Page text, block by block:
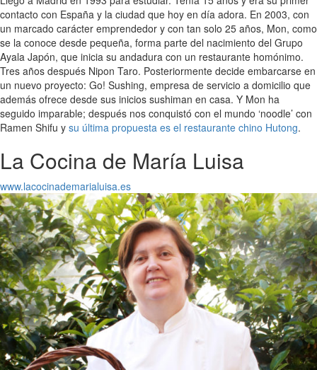
contacto con España y la ciudad que hoy en día adora. En 2003, con
un marcado carácter emprendedor y con tan solo 25 años, Mon, como
se la conoce desde pequeña, forma parte del nacimiento del Grupo
Ayala Japón, que inicia su andadura con un restaurante homónimo.
Tres años después Nipon Taro. Posteriormente decide embarcarse en
un nuevo proyecto: Go! Sushing, empresa de servicio a domicilio que
además ofrece desde sus inicios sushiman en casa. Y Mon ha
seguido imparable; después nos conquistó con el mundo ‘noodle’ con
Ramen Shifu y su última propuesta es el restaurante chino Hutong.
La Cocina de María Luisa
www.lacocinademarialuisa.es